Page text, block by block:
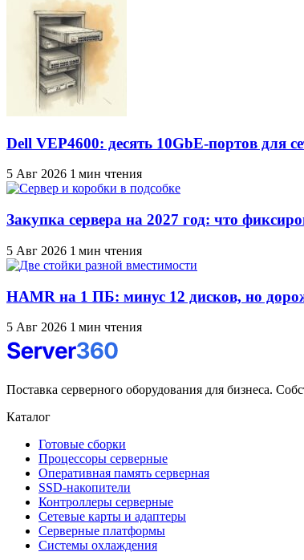
Dell VEP4600: десять 10GbE-портов для
5 Авг 2026 1 мин чтения
Закупка сервера на 2027 год: что
5 Авг 2026 1 мин чтения
HAMR на 1 ПБ: минус 12 дисков, но
5 Авг 2026 1 мин чтения
Поставка серверного оборудования для бизнеса.
Каталог
Готовые сборки
Процессоры серверные
Оперативная память серверная
SSD-накопители
Контроллеры серверные
Сетевые карты и адаптеры
Серверные платформы
Системы охлаждения